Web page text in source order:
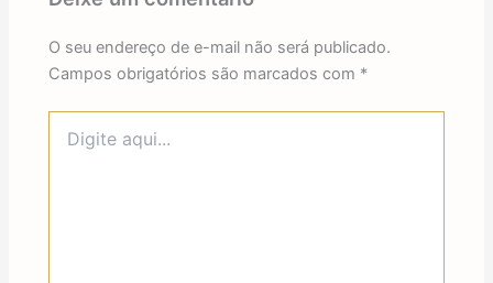
O seu endereço de e-mail não será publicado.
Campos obrigatórios são marcados com *
aqui...